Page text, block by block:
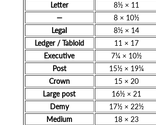
Letter
8½ × 11
—
8 × 10½
Legal
8½ × 14
Ledger / Tabloid
11 × 17
Executive
7¼ × 10½
Post
15½ × 19¼
Crown
15 × 20
Large post
16½ × 21
Demy
17½ × 22½
Medium
18 × 23